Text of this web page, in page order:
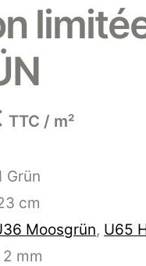
TTC / m²
Grün
cm
Moosgrün, U65
2 mm